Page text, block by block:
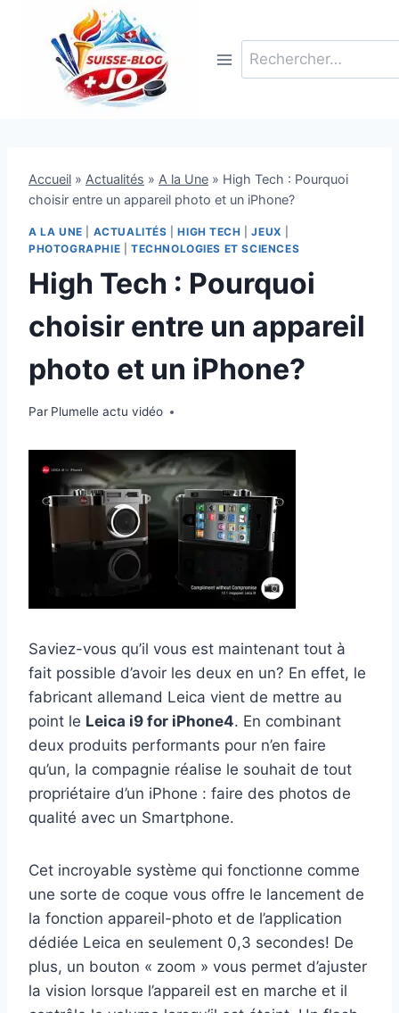
contenu
Rechercher :
Accueil » Actualités » A la Une » High Tech : Pourquoi
choisir entre un appareil photo et un iPhone?
A LA UNE ACTUALITÉS |HIGH TECH |JEUX
PHOTOGRAPHIE
TECHNOLOGIES ET SCIENCES
High Tech : Pourquoi
choisir entre un appareil
photo et un iPhone?
Par Plumelle actu vidéo
27 avril 2011
Saviez-vous qu’il vous est maintenant tout à
fait possible d’avoir les deux en un? En effet, le
fabricant allemand Leica vient de mettre au
point le Leica i9 for iPhone4. En combinant
deux produits performants pour n’en faire
qu’un, la compagnie réalise le souhait de tout
propriétaire d’un iPhone : faire des photos de
qualité avec un Smartphone.
Cet incroyable système qui fonctionne comme
une sorte de coque vous offre le lancement de
la fonction appareil-photo et de l’application
dédiée Leica en seulement 0,3 secondes! De
plus, un bouton « zoom » vous permet d’ajuster
la vision lorsque l’appareil est en marche et il